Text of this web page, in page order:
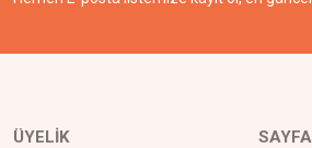
ÜYELİK